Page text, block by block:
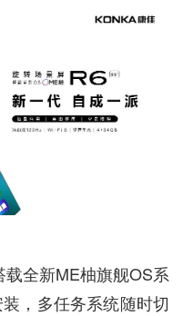
全新ME柚旗舰OS系
，多任务系统随时切